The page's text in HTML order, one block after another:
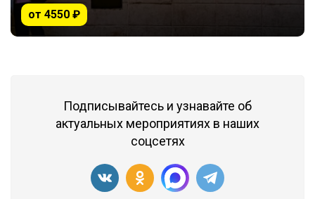
от 4550 ₽
Подписывайтесь и узнавайте об
актуальных мероприятиях в наших
соцсетях